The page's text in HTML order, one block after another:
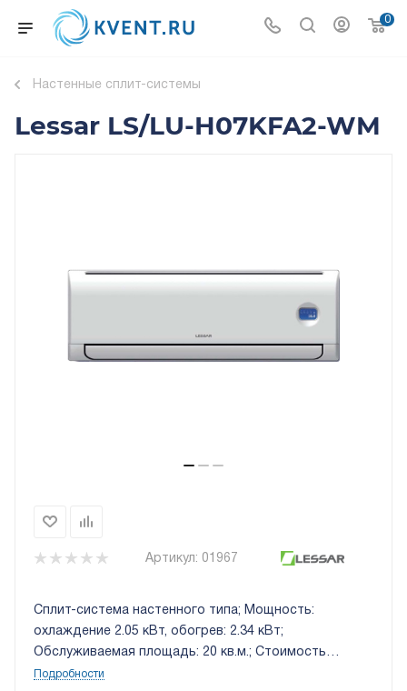
0
Настенные сплит-системы
Lessar LS/LU-H07KFA2-WM
Артикул: 01967
Сплит-система настенного типа; Мощность:
охлаждение 2.05 кВт, обогрев: 2.34 кВт;
Обслуживаемая площадь: 20 кв.м.; Стоимость
установки: 8 000 руб.
Подробности